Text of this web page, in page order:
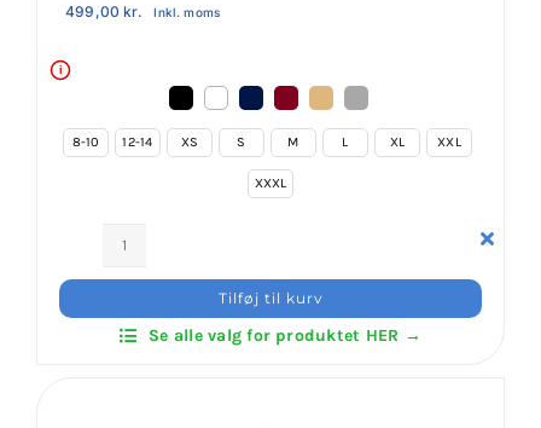
Om Invictus Fightwear
499,00kr. Inkl. moms
i
8-10 12-14 XS S M L XL XXL
XXXL
Kokoro
Ryu
Tilføj til kurv
Se alle valg for produktet HER →